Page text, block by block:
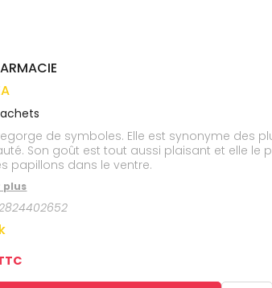
de symboles. Elle est synonyme des
Son goût est tout aussi plaisant et elle le
papillons dans le ventre.
plus